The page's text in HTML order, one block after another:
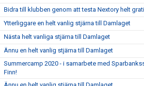
Bidra till klubben genom att testa Nextory helt
Ytterliggare en helt vanlig stjärna till Damlaget
Nästa helt vanliga stjärna till Damlaget
Ännu en helt vanlig stjärna till Damlaget
Summercamp 2020 - i samarbete med
Finn!